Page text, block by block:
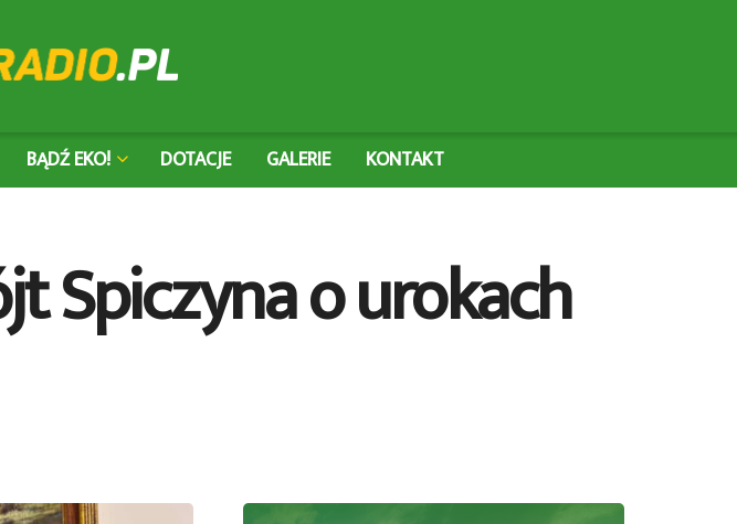
BĄDŹ EKO! DOTACJE GALERIE KONTAKT
Spiczyna o urokach